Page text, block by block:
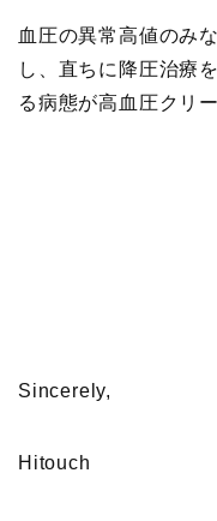
血圧の異常高値のみ
し、直ちに降圧治療
る病態が高血圧クリ
Sincerely,
Hitouch